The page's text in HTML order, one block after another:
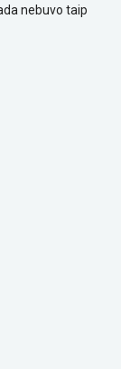
nebuvo taip